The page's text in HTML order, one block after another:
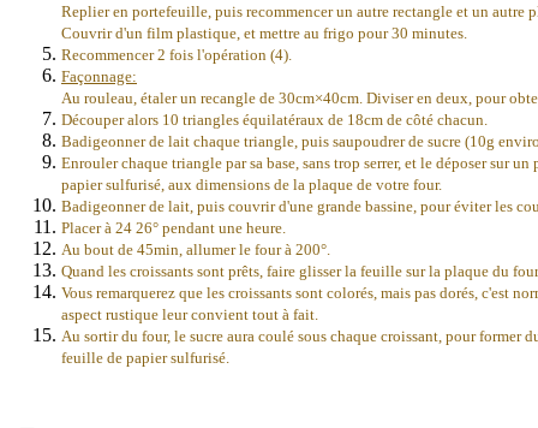
Replier en portefeuille, puis recommencer un autre rectangle et un autre
Couvrir d'un film plastique, et mettre au frigo pour 30 minutes.
Recommencer 2 fois l'opération (4).
Façonnage:
Au rouleau, étaler un recangle de 30cm×40cm. Diviser en deux, pour
Découper alors 10 triangles équilatéraux de 18cm de côté chacun.
Badigeonner de lait chaque triangle, puis saupoudrer de sucre (10g
Enrouler chaque triangle par sa base, sans trop serrer, et le déposer sur
papier sulfurisé, aux dimensions de la plaque de votre four.
Badigeonner de lait, puis couvrir d'une grande bassine, pour éviter les
Placer à 24 26° pendant une heure.
Au bout de 45min, allumer le four à 200°.
Quand les croissants sont prêts, faire glisser la feuille sur la plaque du
Vous remarquerez que les croissants sont colorés, mais pas dorés, c'est
aspect rustique leur convient tout à fait.
Au sortir du four, le sucre aura coulé sous chaque croissant, pour former
feuille de papier sulfurisé.